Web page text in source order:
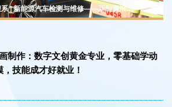
系 | 新能源汽车检测与维修——新能源浪潮
道，万亿级汽车后市场紧缺人才
制作：数字文创黄金专业，零基础学动
技能成才好就业！